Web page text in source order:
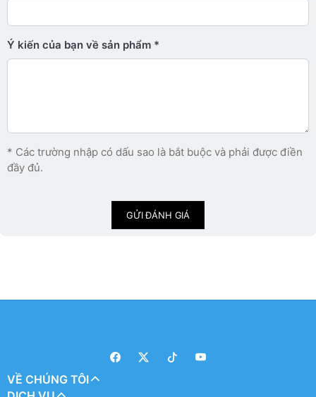
Ý kiến ​​của bạn về sản phẩm
* Các trường nhập có dấu sao là bắt buộc và phải được điền
đầy đủ.
GỬI ĐÁNH GIÁ
VỀ CHÚNG TÔI